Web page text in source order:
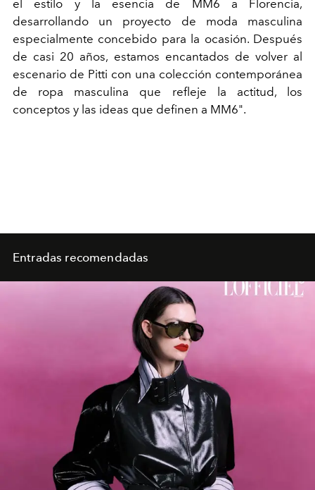
el estilo y la esencia de MM6 a Florencia,
desarrollando un proyecto de moda masculina
especialmente concebido para la ocasión. Después
de casi 20 años, estamos encantados de volver al
escenario de Pitti con una colección contemporánea
de ropa masculina que refleje la actitud, los
conceptos y las ideas que definen a MM6".
Entradas recomendadas